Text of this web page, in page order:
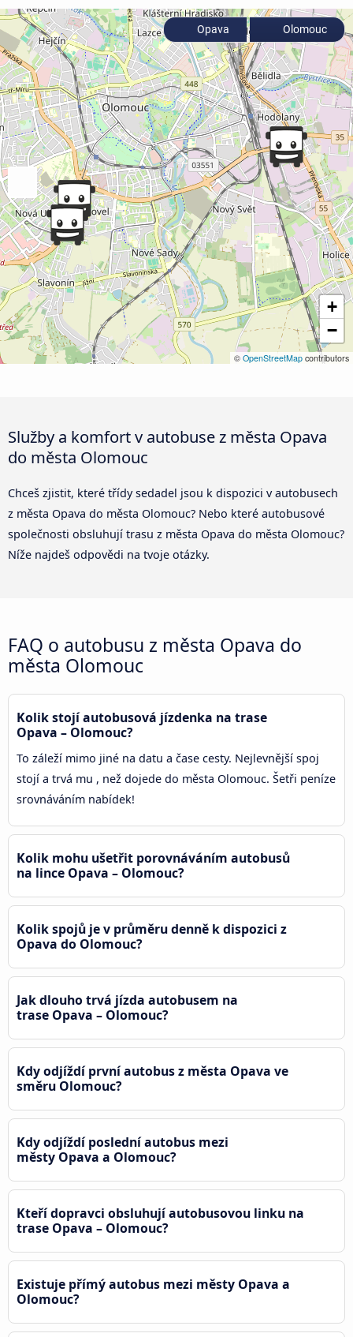
+
−
© OpenStreetMap contributors
Opava Olomouc
Služby a komfort v autobuse z města Opava
do města Olomouc
Chceš zjistit, které třídy sedadel jsou k dispozici v autobusech
z města Opava do města Olomouc? Nebo které autobusové
společnosti obsluhují trasu z města Opava do města Olomouc?
Níže najdeš odpovědi na tvoje otázky.
FAQ o autobusu z města Opava do
města Olomouc
Kolik stojí autobusová jízdenka na trase
Opava – Olomouc?
To záleží mimo jiné na datu a čase cesty. Nejlevnější spoj
stojí a trvá mu , než dojede do města Olomouc. Šetři peníze
srovnáváním nabídek!
Kolik mohu ušetřit porovnáváním autobusů
na lince Opava – Olomouc?
Kolik spojů je v průměru denně k dispozici z
Opava do Olomouc?
Jak dlouho trvá jízda autobusem na
trase Opava – Olomouc?
Kdy odjíždí první autobus z města Opava ve
směru Olomouc?
Kdy odjíždí poslední autobus mezi
městy Opava a Olomouc?
Kteří dopravci obsluhují autobusovou linku na
trase Opava – Olomouc?
Existuje přímý autobus mezi městy Opava a
Olomouc?